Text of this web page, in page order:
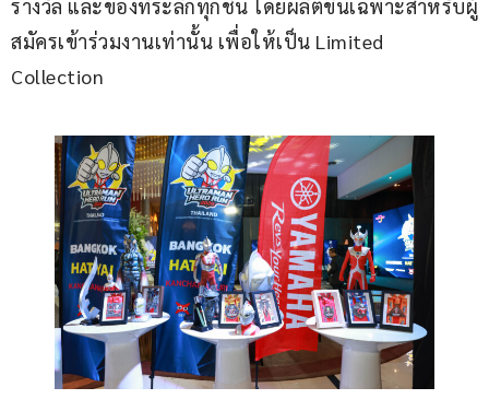
รางวัล และของที่ระลึกทุกชิ้น โดยผลิตขึ้นเฉพาะสำหรับผู้
สมัครเข้าร่วมงานเท่านั้น เพื่อให้เป็น Limited
Collection